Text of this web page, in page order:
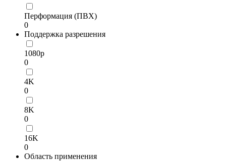
Перформация (ПВХ)
0
Поддержка разрешения
1080p
0
4K
0
8K
0
16K
0
Область применения